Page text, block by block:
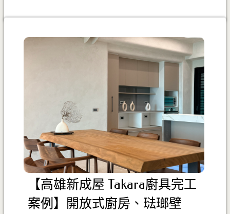
【高雄新成屋 Takara廚具完工
案例】開放式廚房、琺瑯壁